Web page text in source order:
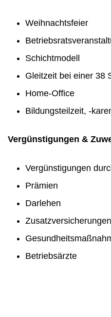
Weihnachtsfeier
Schichtmodell
Gleitzeit bei einer 38
Home-Office
Bildungsteilzeit, -
Vergünstigungen &
Vergünstigungen
Prämien
Darlehen
Zusatzversicherungen
Betriebsärzte